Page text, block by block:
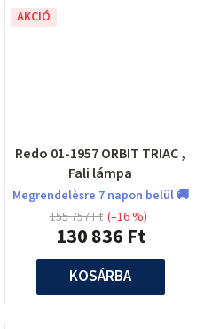
AKCIÓ
Redo 01-1957 ORBIT TRIAC ,
Fali lámpa
Megrendelèsre 7 napon belül 🚚
130 836 Ft
155 757 Ft (–16 %)
KOSÁRBA